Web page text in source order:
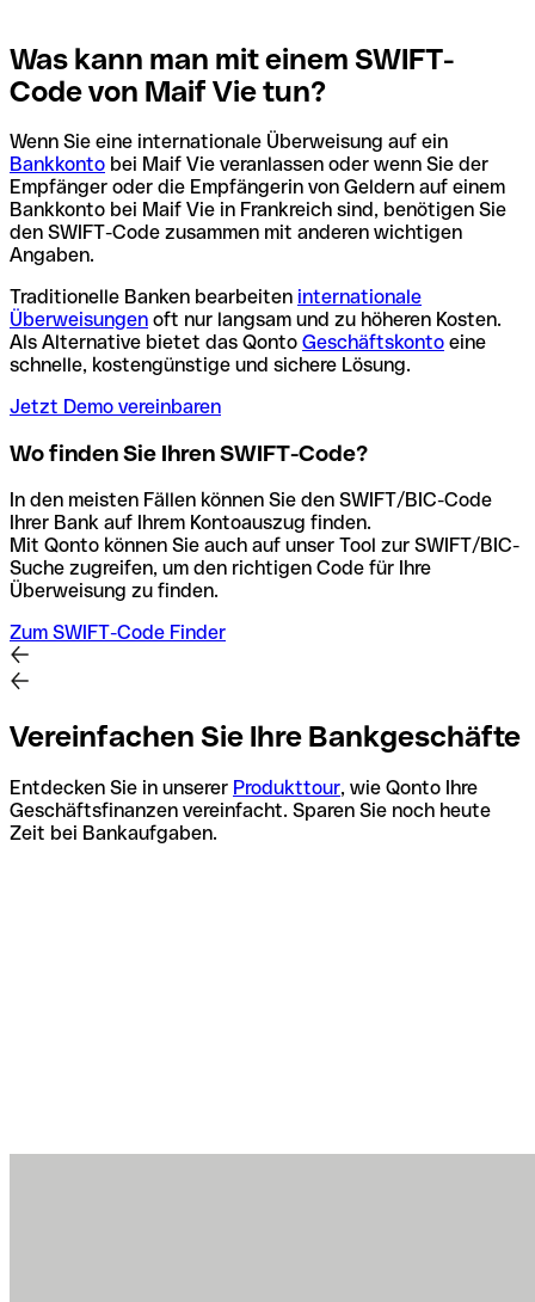
Was kann man mit einem SWIFT-
Code von Maif Vie tun?
Wenn Sie eine internationale Überweisung auf ein
Bankkonto bei Maif Vie veranlassen oder wenn Sie der
Empfänger oder die Empfängerin von Geldern auf einem
Bankkonto bei Maif Vie in Frankreich sind, benötigen Sie
den SWIFT-Code zusammen mit anderen wichtigen
Angaben.
Traditionelle Banken bearbeiten internationale
Überweisungen oft nur langsam und zu höheren Kosten.
Als Alternative bietet das Qonto Geschäftskonto eine
schnelle, kostengünstige und sichere Lösung.
Jetzt Demo vereinbaren
Wo finden Sie Ihren SWIFT-Code?
In den meisten Fällen können Sie den SWIFT/BIC-Code
Ihrer Bank auf Ihrem Kontoauszug finden.
Mit Qonto können Sie auch auf unser Tool zur SWIFT/BIC-
Suche zugreifen, um den richtigen Code für Ihre
Überweisung zu finden.
Zum SWIFT-Code Finder
Vereinfachen Sie Ihre Bankgeschäfte
Entdecken Sie in unserer Produkttour, wie Qonto Ihre
Geschäftsfinanzen vereinfacht. Sparen Sie noch heute
Zeit bei Bankaufgaben.